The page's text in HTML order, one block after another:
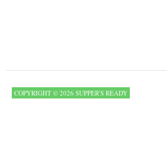
COPYRIGHT © 2026 SUPPER'S READY